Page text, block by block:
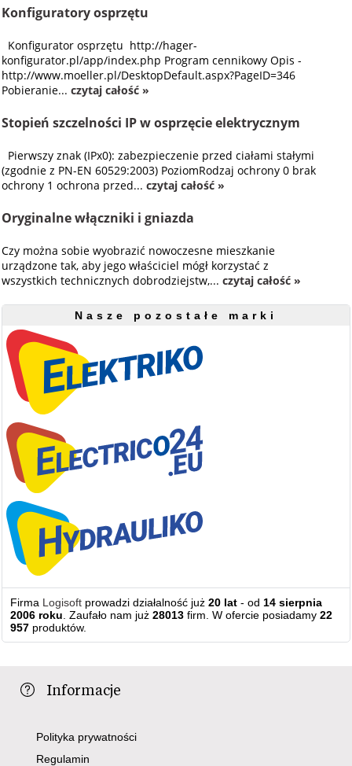
Konfiguratory osprzętu
Konfigurator osprzętu http://hager-
konfigurator.pl/app/index.php Program cennikowy Opis -
http://www.moeller.pl/DesktopDefault.aspx?PageID=346
Pobieranie...czytaj całość »
Stopień szczelności IP w osprzęcie elektrycznym
Pierwszy znak (IPx0): zabezpieczenie przed ciałami stałymi
(zgodnie z PN-EN 60529:2003) PoziomRodzaj ochrony 0 brak
ochrony 1 ochrona przed...czytaj całość »
Oryginalne włączniki i gniazda
Czy można sobie wyobrazić nowoczesne mieszkanie
urządzone tak, aby jego właściciel mógł korzystać z
wszystkich technicznych dobrodziejstw,...czytaj całość »
Nasze pozostałe marki
Firma Logisoft prowadzi działalność już20 lat - od 14 sierpnia
2006 roku . Zaufało nam już28013 firm. W ofercie posiadamy22
957 produktów.
Informacje
Polityka prywatności
Regulamin